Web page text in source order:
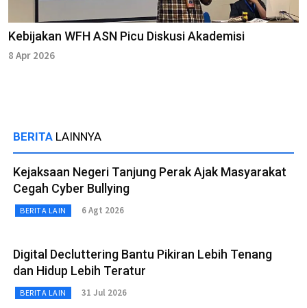
Kebijakan WFH ASN Picu Diskusi Akademisi
8 Apr 2026
BERITA LAINNYA
Kejaksaan Negeri Tanjung Perak Ajak Masyarakat
Cegah Cyber Bullying
BERITA LAIN 6 Agt 2026
Digital Decluttering Bantu Pikiran Lebih Tenang
dan Hidup Lebih Teratur
BERITA LAIN 31 Jul 2026